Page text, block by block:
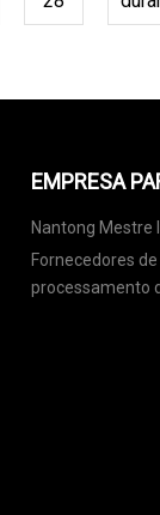
EMPRESA
Nantong Mestre
Fornecedores
processamento